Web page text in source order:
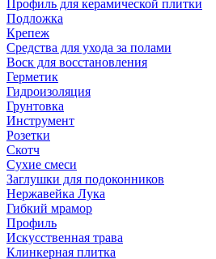
Профиль для керамической плитки
Подложка
Крепеж
Средства для ухода за полами
Воск для восстановления
Герметик
Гидроизоляция
Грунтовка
Инструмент
Розетки
Скотч
Сухие смеси
Заглушки для подоконников
Нержавейка Лука
Гибкий мрамор
Профиль
Искусственная трава
Клинкерная плитка